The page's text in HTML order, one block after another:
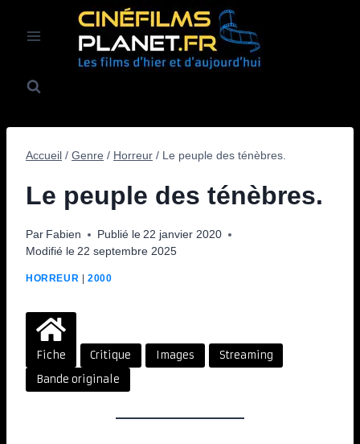
Accueil / Genre / Horreur / Le peuple des ténèbres.
Le peuple des ténèbres.
Par Fabien Publié le 22 janvier 2020
Modifié le 22 septembre 2025
HORREUR | 2000
Fiche Critique Images
Streaming
Bande originale